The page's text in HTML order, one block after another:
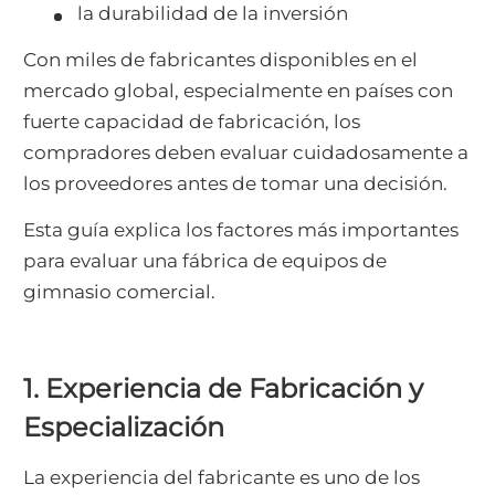
la durabilidad de la inversión
Con miles de fabricantes disponibles en el
mercado global, especialmente en países con
fuerte capacidad de fabricación, los
compradores deben evaluar cuidadosamente a
los proveedores antes de tomar una decisión.
Esta guía explica los factores más importantes
para evaluar una fábrica de equipos de
gimnasio comercial.
1. Experiencia de Fabricación y
Especialización
La experiencia del fabricante es uno de los